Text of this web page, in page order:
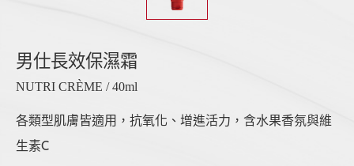
男仕長效保濕霜
NUTRI CRÈME / 40ml
各類型肌膚皆適用，抗氧化、增進活力，含水果香氛與維
生素C